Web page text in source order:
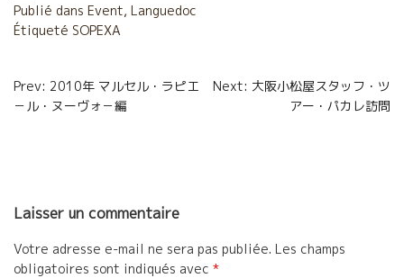
b
o
t
r
e
Publié dans Event, Languedoc
Étiqueté SOPEXA
Navigation
de
Prev: 2010年 マルセル・ラピエ
－ル・ヌーヴォ－編
Next: 大阪小松屋スタッフ・ツ
アー・パカレ訪問
Laisser un commentaire
Votre adresse e-mail ne sera pas publiée. Les champs
obligatoires sont indiqués avec *